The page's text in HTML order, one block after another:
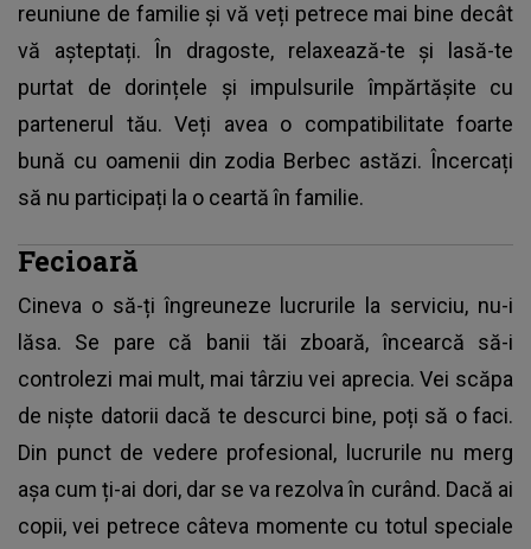
reuniune de familie și vă veți petrece mai bine decât
vă așteptați. În dragoste, relaxează-te și lasă-te
purtat de dorințele și impulsurile împărtășite cu
partenerul tău. Veți avea o compatibilitate foarte
bună cu oamenii din zodia Berbec astăzi. Încercați
să nu participați la o ceartă în familie.
Fecioară
Cineva o să-ți îngreuneze lucrurile la serviciu, nu-i
lăsa. Se pare că banii tăi zboară, încearcă să-i
controlezi mai mult, mai târziu vei aprecia. Vei scăpa
de niște datorii dacă te descurci bine, poți să o faci.
Din punct de vedere profesional, lucrurile nu merg
așa cum ți-ai dori, dar se va rezolva în curând. Dacă ai
copii, vei petrece câteva momente cu totul speciale